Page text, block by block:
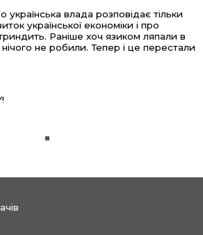
влада розповідає тільки
української економіки і про
Раніше хоч язиком ляпали в
не робили. Тепер і це перестали